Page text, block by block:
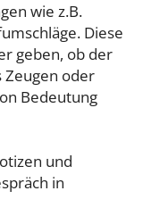
wie z.B.
Diese
geben, ob der
Zeugen oder
Bedeutung
und
in